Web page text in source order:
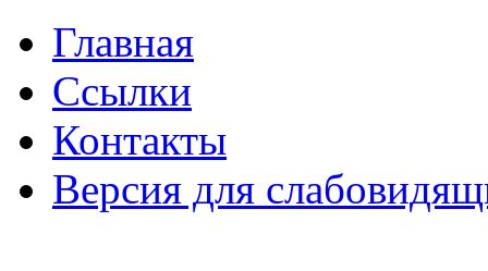
Главная
Ссылки
Контакты
Версия для